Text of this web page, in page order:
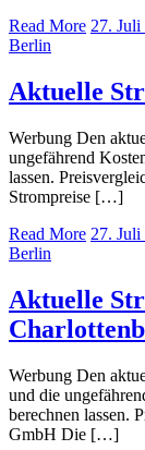
Read More 27. Juli
Berlin
Aktuelle
Werbung Den
ungefährend
lassen.
Strompreise […]
Read More 27. Juli
Berlin
Aktuelle
Werbung Den
und die
berechnen lassen.
GmbH Die […]